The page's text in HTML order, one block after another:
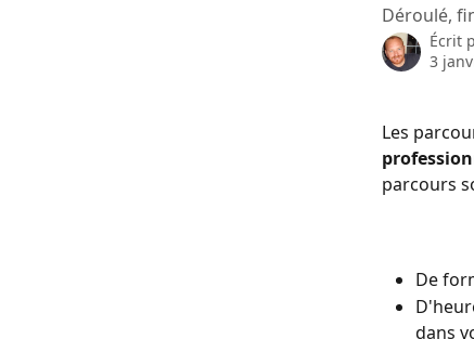
Déroulé,
Écrit
3
Les
parcours
De
dans